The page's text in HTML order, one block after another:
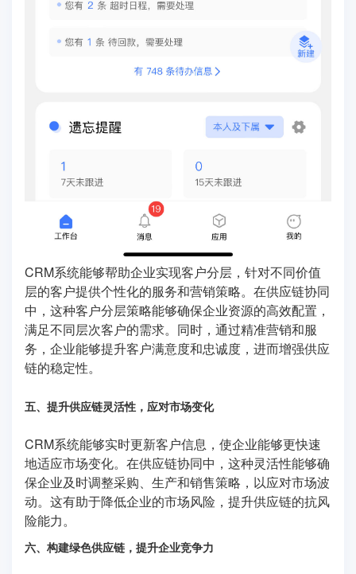
CRM系统能够帮助企业实现客户分层，针对不同价值
层的客户提供个性化的服务和营销策略。在供应链协同
中，这种客户分层策略能够确保企业资源的高效配置，
满足不同层次客户的需求。同时，通过精准营销和服
务，企业能够提升客户满意度和忠诚度，进而增强供应
链的稳定性。
五、提升供应链灵活性，应对市场变化
CRM系统能够实时更新客户信息，使企业能够更快速
地适应市场变化。在供应链协同中，这种灵活性能够确
保企业及时调整采购、生产和销售策略，以应对市场波
动。这有助于降低企业的市场风险，提升供应链的抗风
险能力。
六、构建绿色供应链，提升企业竞争力